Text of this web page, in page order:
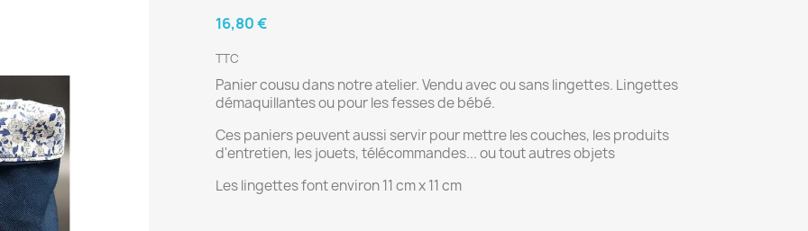
16,80 €
TTC
Panier cousu dans notre atelier. Vendu avec ou sans lingettes. Lingettes
démaquillantes ou pour les fesses de bébé.
Ces paniers peuvent aussi servir pour mettre les couches, les produits
d'entretien, les jouets, télécommandes... ou tout autres objets
Les lingettes font environ 11 cm x 11 cm